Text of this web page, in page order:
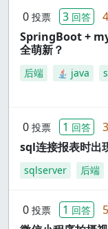
0 投票 3 回答
SpringBoot +
全萌新？
后端 java
0 投票 1 回答
sql连接报表时出
sqlserver 后端
0 投票 1 回答